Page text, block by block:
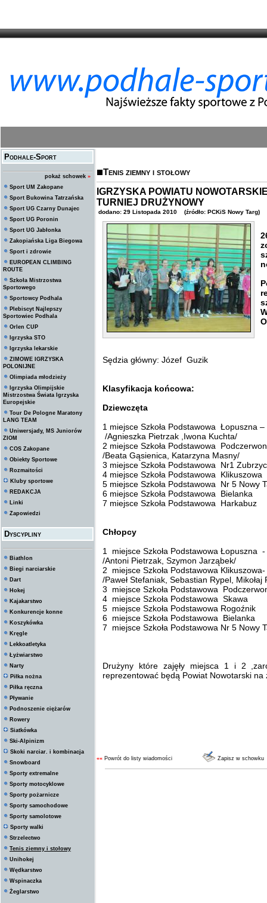
Podhale-Sport
pokaż schowek »
Sport UM Zakopane
Sport Bukowina Tatrzańska
Sport UG Czarny Dunajec
Sport UG Poronin
Sport UG Jabłonka
Zakopiańska Liga Biegowa
Sport i zdrowie
EUROPEAN CLIMBING
ROUTE
Szkoła Mistrzostwa
Sportowego
Sportowcy Podhala
Plebiscyt Najlepszy
Sportowiec Podhala
Orlen CUP
Igrzyska STO
Igrzyska lekarskie
ZIMOWE IGRZYSKA
POLONIJNE
Olimpiada młodzieży
Igrzyska Olimpijskie
Mistrzostwa Świata Igrzyska
Europejskie
Tour De Pologne Maratony
LANG TEAM
Uniwersjady, MS Juniorów
ZIOM
COS Zakopane
Obiekty Sportowe
Rozmaitości
Kluby sportowe
REDAKCJA
Linki
Zapowiedzi
Dyscypliny
Biathlon
Biegi narciarskie
Dart
Hokej
Kajakarstwo
Konkurencje konne
Koszykówka
Kręgle
Lekkoatletyka
Łyżwiarstwo
Narty
Piłka nożna
Piłka ręczna
Pływanie
Podnoszenie ciężarów
Rowery
Siatkówka
Ski-Alpinizm
Skoki narciar. i kombinacja
Snowboard
Sporty extremalne
Sporty motocyklowe
Sporty pożarnicze
Sporty samochodowe
Sporty samolotowe
Sporty walki
Strzelectwo
Tenis ziemny i stołowy
Unihokej
Wędkarstwo
Wspinaczka
Żeglarstwo
Tenis ziemny i stołowy
IGRZYSKA POWIATU
TURNIEJ DRUŻYNOWY
dodano: 29 Listopada 2010 (źródło: PCKiS Nowy Targ)
Sędzia główny: Józef Guzik
Klasyfikacja końcowa:
Dziewczęta
1 miejsce Szkoła Podstawowa Łopuszna
/Agnieszka Pietrzak ,Iwona Kuchta/
2 miejsce Szkoła Podstawowa
/Beata Gąsienica, Katarzyna Masny/
3 miejsce Szkoła Podstawowa Nr1
4 miejsce Szkoła Podstawowa Klikuszowa
5 miejsce Szkoła Podstawowa Nr 5 Nowy
6 miejsce Szkoła Podstawowa Bielanka
7 miejsce Szkoła Podstawowa Harkabuz
Chłopcy
1 miejsce Szkoła Podstawowa Łopuszna
/Antoni Pietrzak, Szymon Jarząbek/
2 miejsce Szkoła Podstawowa
/Paweł Stefaniak, Sebastian Rypel, Mikołaj
3 miejsce Szkoła Podstawowa
4 miejsce Szkoła Podstawowa Skawa
5 miejsce Szkoła Podstawowa Rogoźnik
6 miejsce Szkoła Podstawowa Bielanka
7 miejsce Szkoła Podstawowa Nr 5 Nowy
Drużyny które zajęły miejsca 1 i 2
reprezentować będą Powiat Nowotarski na
«« Powrót do listy wiadomości Zapisz w schowku